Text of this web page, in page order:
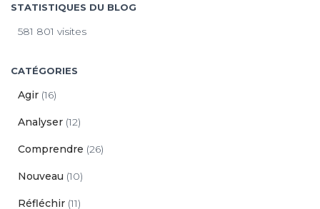
STATISTIQUES DU BLOG
581 801 visites
CATÉGORIES
Agir (16)
Analyser (12)
Comprendre (26)
Nouveau (10)
Réfléchir (11)